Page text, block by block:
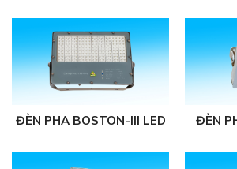
ĐÈN PHA BOSTON-III LED ĐÈN